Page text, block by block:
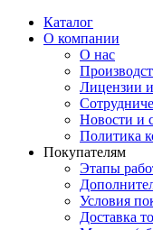
Каталог
О компании
О нас
Лицензии
Новости и
Политика
Покупателям
Этапы
Условия
Доставка